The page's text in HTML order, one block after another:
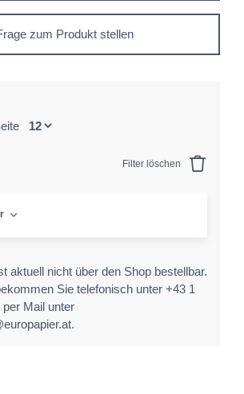
zum Produkt stellen
Filter löschen
aktuell nicht über den Shop bestellbar.
Sie telefonisch unter +43 1
Mail unter